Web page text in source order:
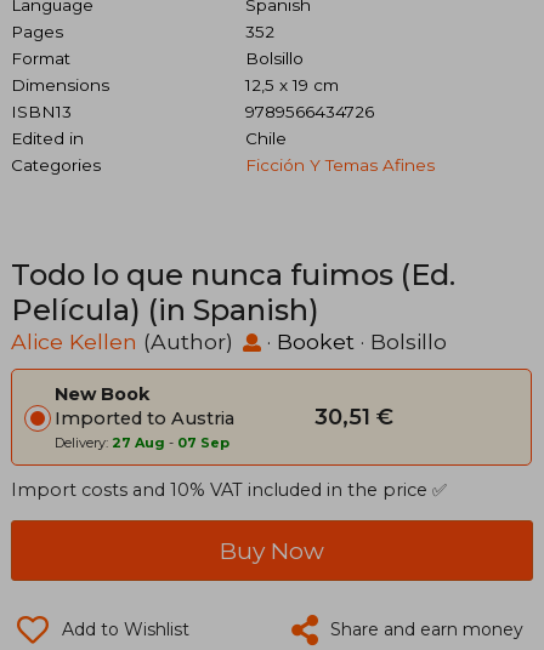
Language
Spanish
Pages
352
Format
Bolsillo
Dimensions
12,5 x 19 cm
ISBN13
9789566434726
Edited in
Chile
Categories
Ficción Y Temas Afines
Todo lo que nunca fuimos (Ed.
Película) (in Spanish)
Alice Kellen (Author) · Booket · Bolsillo
New Book
Imported to Austria
Delivery: 27 Aug - 07 Sep
30,51 €
Import costs and 10% VAT included in the price ✅
Buy Now
Add to Wishlist Share and earn money